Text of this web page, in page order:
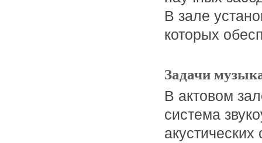
В зале
которых
Задачи
В актовом
система